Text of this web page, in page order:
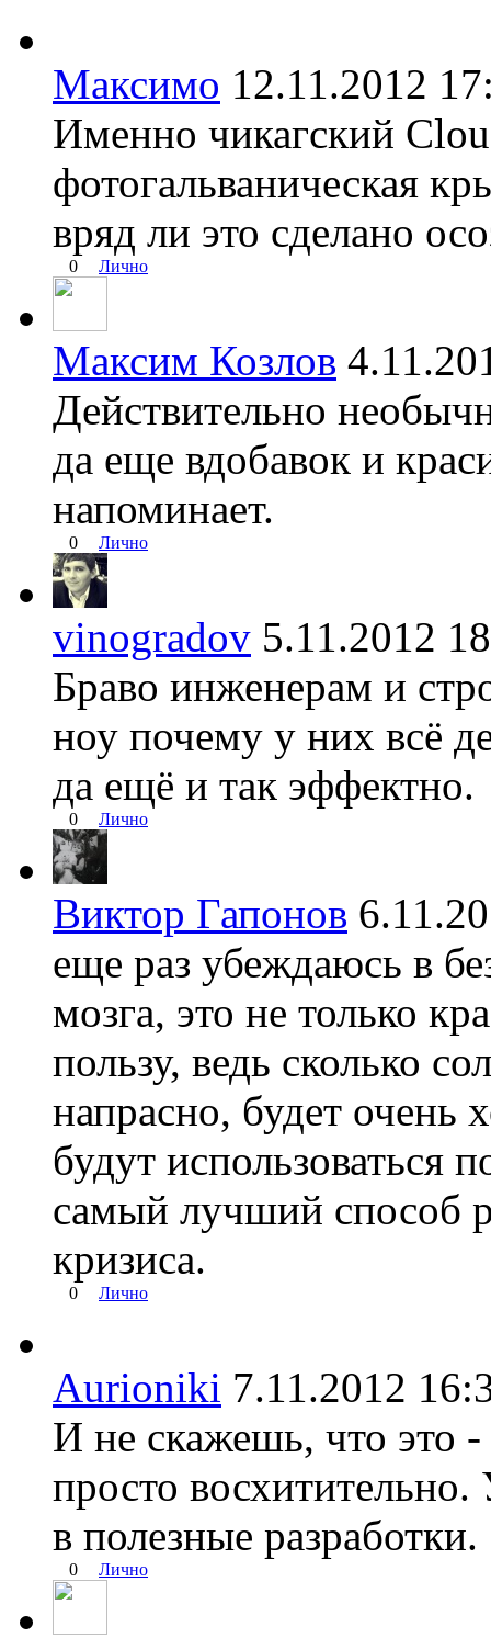
Максимо 12.11.2012
Именно чикагский
фотогальваническая
вряд ли это сделано
0 Лично
Максим Козлов
Действительно
да еще вдобавок и
напоминает.
0 Лично
vinogradov 5.11.2012
Браво инженерам и
ноу почему у них всё
да ещё и так эффектно.
0 Лично
Виктор Гапонов
еще раз убеждаюсь в
мозга, это не только
пользу, ведь сколько
напрасно, будет очень
будут использоваться
самый лучший способ
кризиса.
0 Лично
Aurioniki 7.11.2012
И не скажешь, что это -
просто
в полезные разработки.
0 Лично